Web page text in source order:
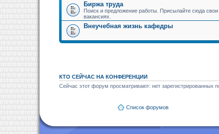
Биржа труда
Поиск и предложение работы. Присылайте сюда
вакансиях.
Внеучебная жизнь кафедры
КТО СЕЙЧАС НА КОНФЕРЕНЦИИ
Сейчас этот форум просматривают: нет зарегистрированных
Список форумов